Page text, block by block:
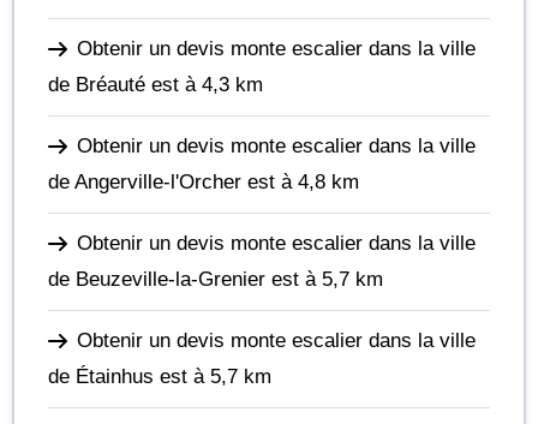
Obtenir un devis monte escalier dans la ville
de Bréauté est à 4,3 km
Obtenir un devis monte escalier dans la ville
de Angerville-l'Orcher est à 4,8 km
Obtenir un devis monte escalier dans la ville
de Beuzeville-la-Grenier est à 5,7 km
Obtenir un devis monte escalier dans la ville
de Étainhus est à 5,7 km